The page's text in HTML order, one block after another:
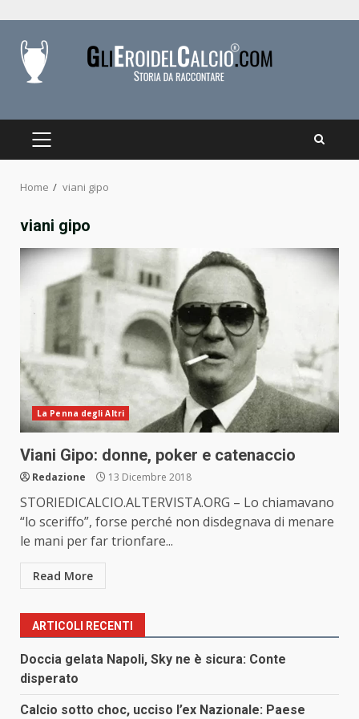
content
PRIMARY
Home viani gipo
viani gipo
La Penna degli Altri
Viani Gipo: donne, poker e catenaccio
Redazione 13 Dicembre 2018
STORIEDICALCIO.ALTERVISTA.ORG – Lo chiamavano
“lo sceriffo”, forse perché non disdegnava di menare
le mani per far trionfare...
Read More
ARTICOLI RECENTI
Doccia gelata Napoli, Sky ne è sicura: Conte
disperato
Calcio sotto choc, ucciso l’ex Nazionale: Paese